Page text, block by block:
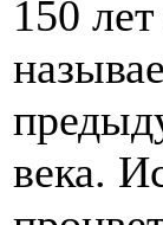
150
века.